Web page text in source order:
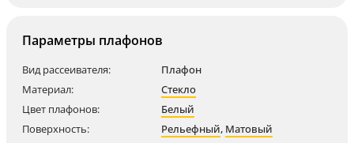
Параметры плафонов
Вид рассеивателя:
Плафон
Материал:
Стекло
Цвет плафонов:
Белый
Поверхность:
Рельефный, Матовый